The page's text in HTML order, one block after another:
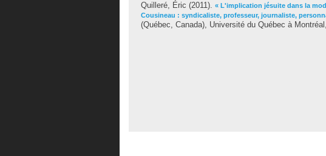
Quilleré, Éric (2011). « L'implication jésuite dans la
Cousineau : syndicaliste, professeur, journaliste,
(Québec, Canada), Université du Québec à